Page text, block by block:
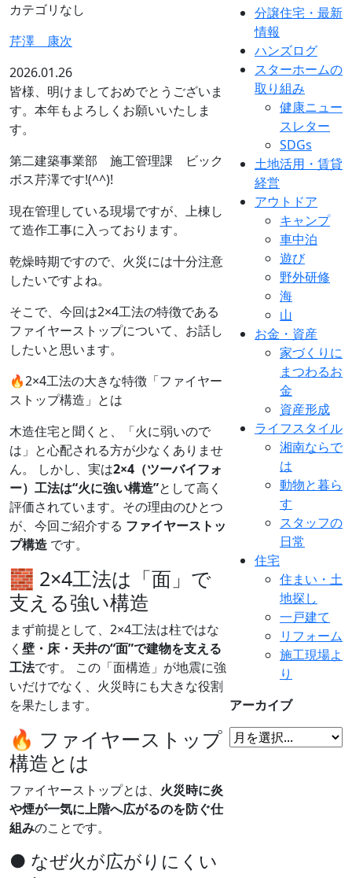
カテゴリなし
芹澤 康次
2026.01.26
皆様、明けましておめでとうございま
す。本年もよろしくお願いいたしま
す。
第二建築事業部 施工管理課 ビック
ボス芹澤です!(^^)!
現在管理している現場ですが、上棟し
て造作工事に入っております。
乾燥時期ですので、火災には十分注意
したいですよね。
そこで、今回は2×4工法の特徴である
ファイヤーストップについて、お話し
したいと思います。
🔥2×4工法の大きな特徴「ファイヤー
ストップ構造」とは
木造住宅と聞くと、「火に弱いので
は」と心配される方が少なくありませ
ん。 しかし、実は2×4（ツーバイフォ
ー）工法は“火に強い構造”として高く
評価されています。その理由のひとつ
が、今回ご紹介する ファイヤーストッ
プ構造 です。
🧱 2×4工法は「面」で
支える強い構造
まず前提として、2×4工法は柱ではな
く 壁・床・天井の“面”で建物を支える
工法です。 この「面構造」が地震に強
いだけでなく、火災時にも大きな役割
を果たします。
🔥 ファイヤーストップ
構造とは
ファイヤーストップとは、 火災時に炎
や煙が一気に上階へ広がるのを防ぐ仕
組みのことです。
● なぜ火が広がりにくい
分譲住宅・最新
情報
ハンズログ
スターホームの
取り組み
健康ニュー
スレター
SDGs
土地活用・賃貸
経営
アウトドア
キャンプ
車中泊
遊び
野外研修
海
山
お金・資産
家づくりに
まつわるお
金
資産形成
ライフスタイル
湘南ならで
は
動物と暮ら
す
スタッフの
日常
住宅
住まい・土
地探し
一戸建て
リフォーム
施工現場よ
り
アーカイブ